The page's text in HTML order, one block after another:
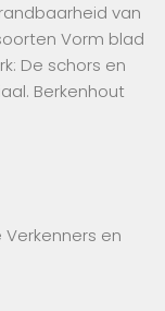
van
Vorm blad
De schors en
Berkenhout
en